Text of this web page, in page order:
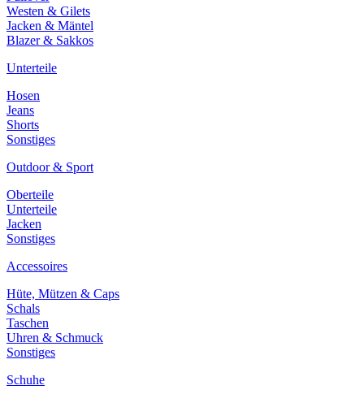
Westen & Gilets
Jacken & Mäntel
Blazer & Sakkos
Unterteile
Hosen
Jeans
Shorts
Sonstiges
Outdoor & Sport
Oberteile
Unterteile
Jacken
Sonstiges
Accessoires
Hüte, Mützen & Caps
Schals
Taschen
Uhren & Schmuck
Sonstiges
Schuhe